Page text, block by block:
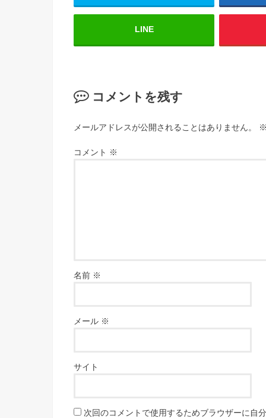
LINE
コメントを残す
メールアドレスが公開されることはありません。
コメント ※
名前 ※
メール ※
サイト
次回のコメントで使用するためブラウザーに自